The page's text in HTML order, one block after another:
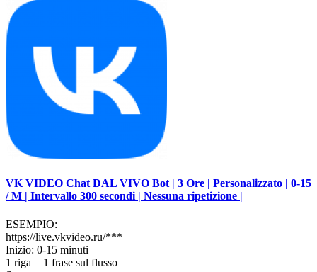
VK VIDEO Chat DAL VIVO Bot | 3 Ore | Personalizzato | 0-15
/ M | Intervallo 300 secondi | Nessuna ripetizione |
ESEMPIO:
https://live.vkvideo.ru/***
Inizio: 0-15 minuti
1 riga = 1 frase sul flusso